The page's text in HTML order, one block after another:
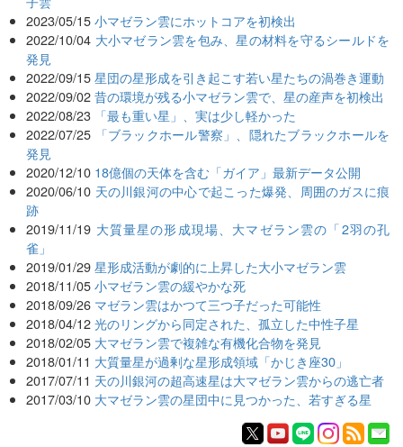
2023/05/15 小マゼラン雲にホットコアを初検出
2022/10/04 大小マゼラン雲を包み、星の材料を守るシールドを
発見
2022/09/15 星団の星形成を引き起こす若い星たちの渦巻き運動
2022/09/02 昔の環境が残る小マゼラン雲で、星の産声を初検出
2022/08/23 「最も重い星」、実は少し軽かった
2022/07/25
「ブラックホール警察」、隠れたブラックホールを
発見
2020/12/10 18億個の天体を含む「ガイア」最新データ公開
2020/06/10 天の川銀河の中心で起こった爆発、周囲のガスに痕
跡
2019/11/19 大質量星の形成現場、大マゼラン雲の「2羽の孔
雀」
2019/01/29 星形成活動が劇的に上昇した大小マゼラン雲
2018/11/05 小マゼラン雲の緩やかな死
2018/09/26 マゼラン雲はかつて三つ子だった可能性
2018/04/12 光のリングから同定された、孤立した中性子星
2018/02/05 大マゼラン雲で複雑な有機化合物を発見
2018/01/11 大質量星が過剰な星形成領域「かじき座30」
2017/07/11 天の川銀河の超高速星は大マゼラン雲からの逃亡者
2017/03/10 大マゼラン雲の星団中に見つかった、若すぎる星